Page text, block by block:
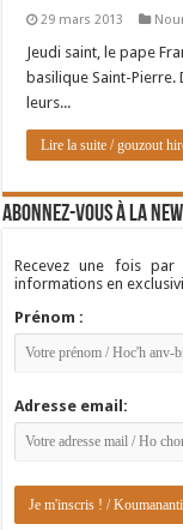
29 mars 2013
Jeudi saint, le pape
basilique Saint-Pierre.
leurs...
Lire la suite / gouzout
Abonnez-vous à la
Recevez une fois
informations en
Prénom :
Adresse email: